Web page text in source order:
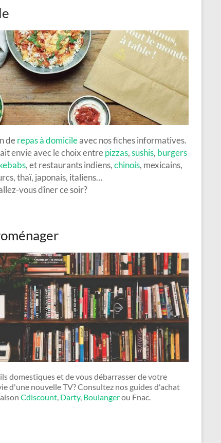
derepas à domicileavec nos fiches informatives.
envie avec le choix entrepizzas,sushis, burgers
, et restaurants indiens,chinois, mexicains,
thaï, japonais, italiens…
vous dîner ce soir?
domestiques et de vous débarrasser de votre
d'une nouvelle TV? Consultez nos guides d'achat
Cdiscount, Darty, Boulangerou Fnac.